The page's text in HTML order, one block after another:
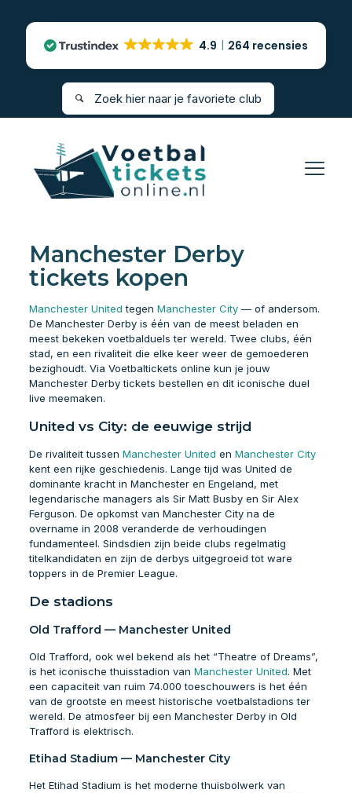
4.9 264 recensies
Manchester Derby
tickets kopen
Manchester United tegen Manchester City— of andersom.
De Manchester Derby is één van de meest beladen en
meest bekeken voetbalduels ter wereld. Twee clubs, één
stad, en een rivaliteit die elke keer weer de gemoederen
bezighoudt. Via Voetbaltickets online kun je jouw
Manchester Derby tickets bestellen en dit iconische duel
live meemaken.
United vs City: de eeuwige strijd
De rivaliteit tussen Manchester United en Manchester City
kent een rijke geschiedenis. Lange tijd was United de
dominante kracht in Manchester en Engeland, met
legendarische managers als Sir Matt Busby en Sir Alex
Ferguson. De opkomst van Manchester City na de
overname in 2008 veranderde de verhoudingen
fundamenteel. Sindsdien zijn beide clubs regelmatig
titelkandidaten en zijn de derbys uitgegroeid tot ware
toppers in de Premier League.
De stadions
Old Trafford — Manchester United
Old Trafford, ook wel bekend als het “Theatre of Dreams”,
is het iconische thuisstadion van Manchester United. Met
een capaciteit van ruim 74.000 toeschouwers is het één
van de grootste en meest historische voetbalstadions ter
wereld. De atmosfeer bij een Manchester Derby in Old
Trafford is elektrisch.
Etihad Stadium — Manchester City
Het Etihad Stadium is het moderne thuisbolwerk van